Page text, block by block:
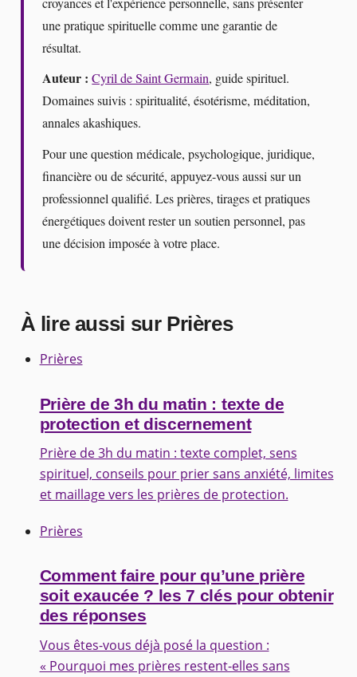
une pratique spirituelle comme une garantie de
résultat.
Auteur : Cyril de Saint Germain, guide spirituel.
Domaines suivis : spiritualité, ésotérisme, méditation,
annales akashiques.
Pour une question médicale, psychologique, juridique,
financière ou de sécurité, appuyez-vous aussi sur un
professionnel qualifié. Les prières, tirages et pratiques
énergétiques doivent rester un soutien personnel, pas
une décision imposée à votre place.
À lire aussi sur Prières
Prières
Prière de 3h du matin : texte de
protection et discernement
Prière de 3h du matin : texte complet, sens
spirituel, conseils pour prier sans anxiété, limites
et maillage vers les prières de protection.
Prières
Comment faire pour qu’une prière
soit exaucée ? les 7 clés pour obtenir
des réponses
Vous êtes-vous déjà posé la question :
« Pourquoi mes prières restent-elles sans